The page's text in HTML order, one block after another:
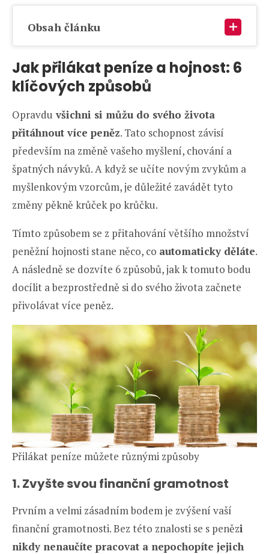
Obsah článku
Jak přilákat peníze a hojnost: 6
klíčových způsobů
Opravdu všichni si můžu do svého života
přitáhnout více peněz. Tato schopnost závisí
především na změně vašeho myšlení, chování a
špatných návyků. A když se učíte novým zvykům a
myšlenkovým vzorcům, je důležité zavádět tyto
změny pěkně krůček po krůčku.
Tímto způsobem se z přitahování většího množství
peněžní hojnosti stane něco, co automaticky děláte.
A následně se dozvíte 6 způsobů, jak k tomuto bodu
docílit a bezprostředně si do svého života začnete
přivolávat více peněz.
Přilákat peníze můžete různými způsoby
1. Zvyšte svou finanční gramotnost
Prvním a velmi zásadním bodem je zvýšení vaší
finanční gramotnosti. Bez této znalosti se s penězi
nikdy nenaučíte pracovat a nepochopíte jejich